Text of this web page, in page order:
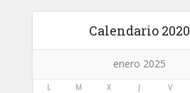
Calendario 2020
enero 2025
L M X J V